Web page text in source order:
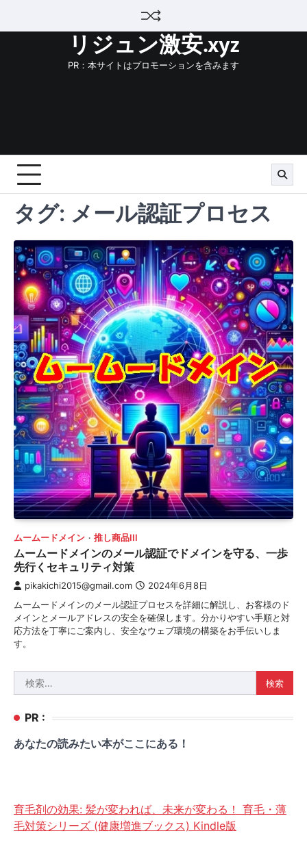
リジュン激安.xyz
PR：本サイトはプロモーションを含みます
タグ: メール認証プロセス
ムームードメイン 推し商品III
ムームードメインのメール認証でドメインを守る、一歩
先行くセキュリティ対策
pikakichi2015@gmail.com 2024年6月8日
ムームードメインのメール認証プロセスを詳細に解説し、お客様のド
メインとメールアドレスの安全を確保します。分かりやすい手順と対
応方法を丁寧にご案内し、安全なウェブ環境の構築をお手伝いしま
す。
索:
PR :
あなたの読みたい本がここにある！
育毛剤の効果: 髪が変われば、未来が変わる！ 育毛・薄
毛対策シリーズ (健康増進ブックス) Kindle版